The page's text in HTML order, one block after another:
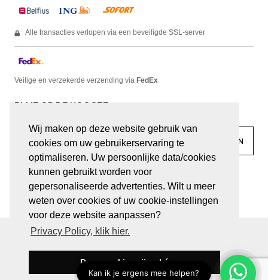
Wij maken op deze website gebruik van
cookies om uw gebruikerservaring te
optimaliseren. Uw persoonlijke data/cookies
kunnen gebruikt worden voor
gepersonaliseerde advertenties. Wilt u meer
weten over cookies of uw cookie-instellingen
voor deze website aanpassen?
Privacy Policy, klik hier.
Deze cookies zijn oké
Alle transacties verlopen via een beveiligde SSL-server
Veilige en verzekerde verzending via FedEx
facebook linkedin
© JUWELEN HAESEVOETS 2026